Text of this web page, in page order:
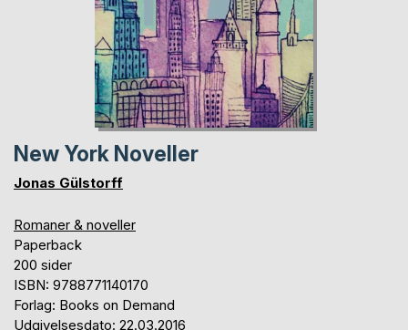
New York Noveller
Jonas Gülstorff
Romaner & noveller
Paperback
200 sider
ISBN: 9788771140170
Forlag: Books on Demand
Udgivelsesdato: 22.03.2016